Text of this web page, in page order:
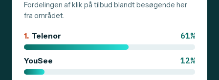
Fordelingen af klik på tilbud blandt besøgende her
fra området.
1. Telenor 61%
YouSee 12%